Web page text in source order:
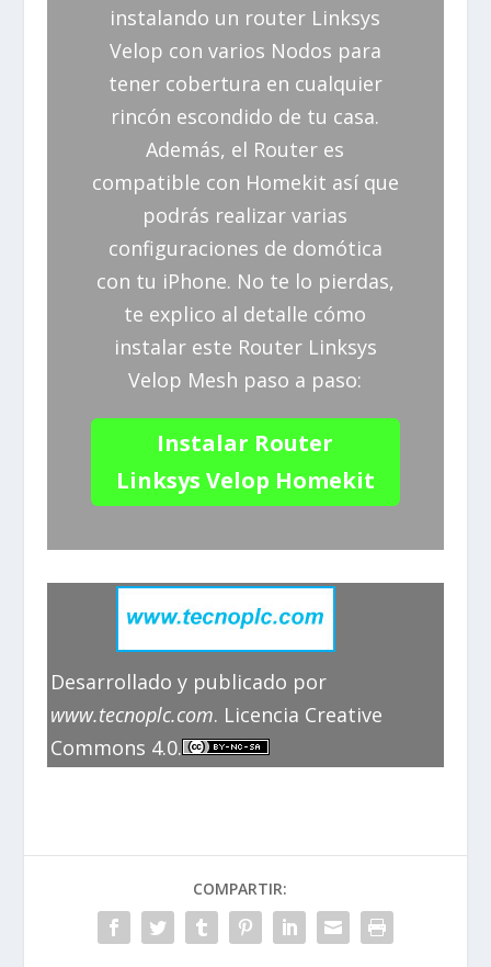
instalando un router Linksys
Velop con varios Nodos para
tener cobertura en cualquier
rincón escondido de tu casa.
Además, el Router es
compatible con Homekit así que
podrás realizar varias
configuraciones de domótica
con tu iPhone. No te lo pierdas,
te explico al detalle cómo
instalar este Router Linksys
Velop Mesh paso a paso:
Instalar Router
Linksys Velop Homekit
Desarrollado y publicado por
www.tecnoplc.com. Licencia Creative
Commons 4.0.
COMPARTIR: